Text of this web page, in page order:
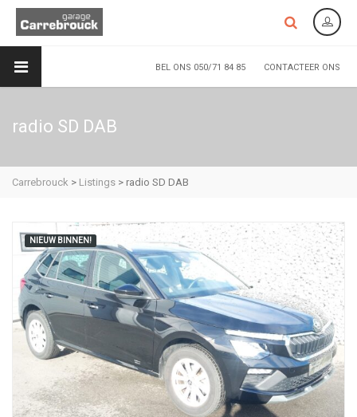
BEL ONS 050/71 84 85 CONTACTEER ONS
radio SD DAB
Carrebrouck > Listings > radio SD DAB
NIEUW BINNEN!